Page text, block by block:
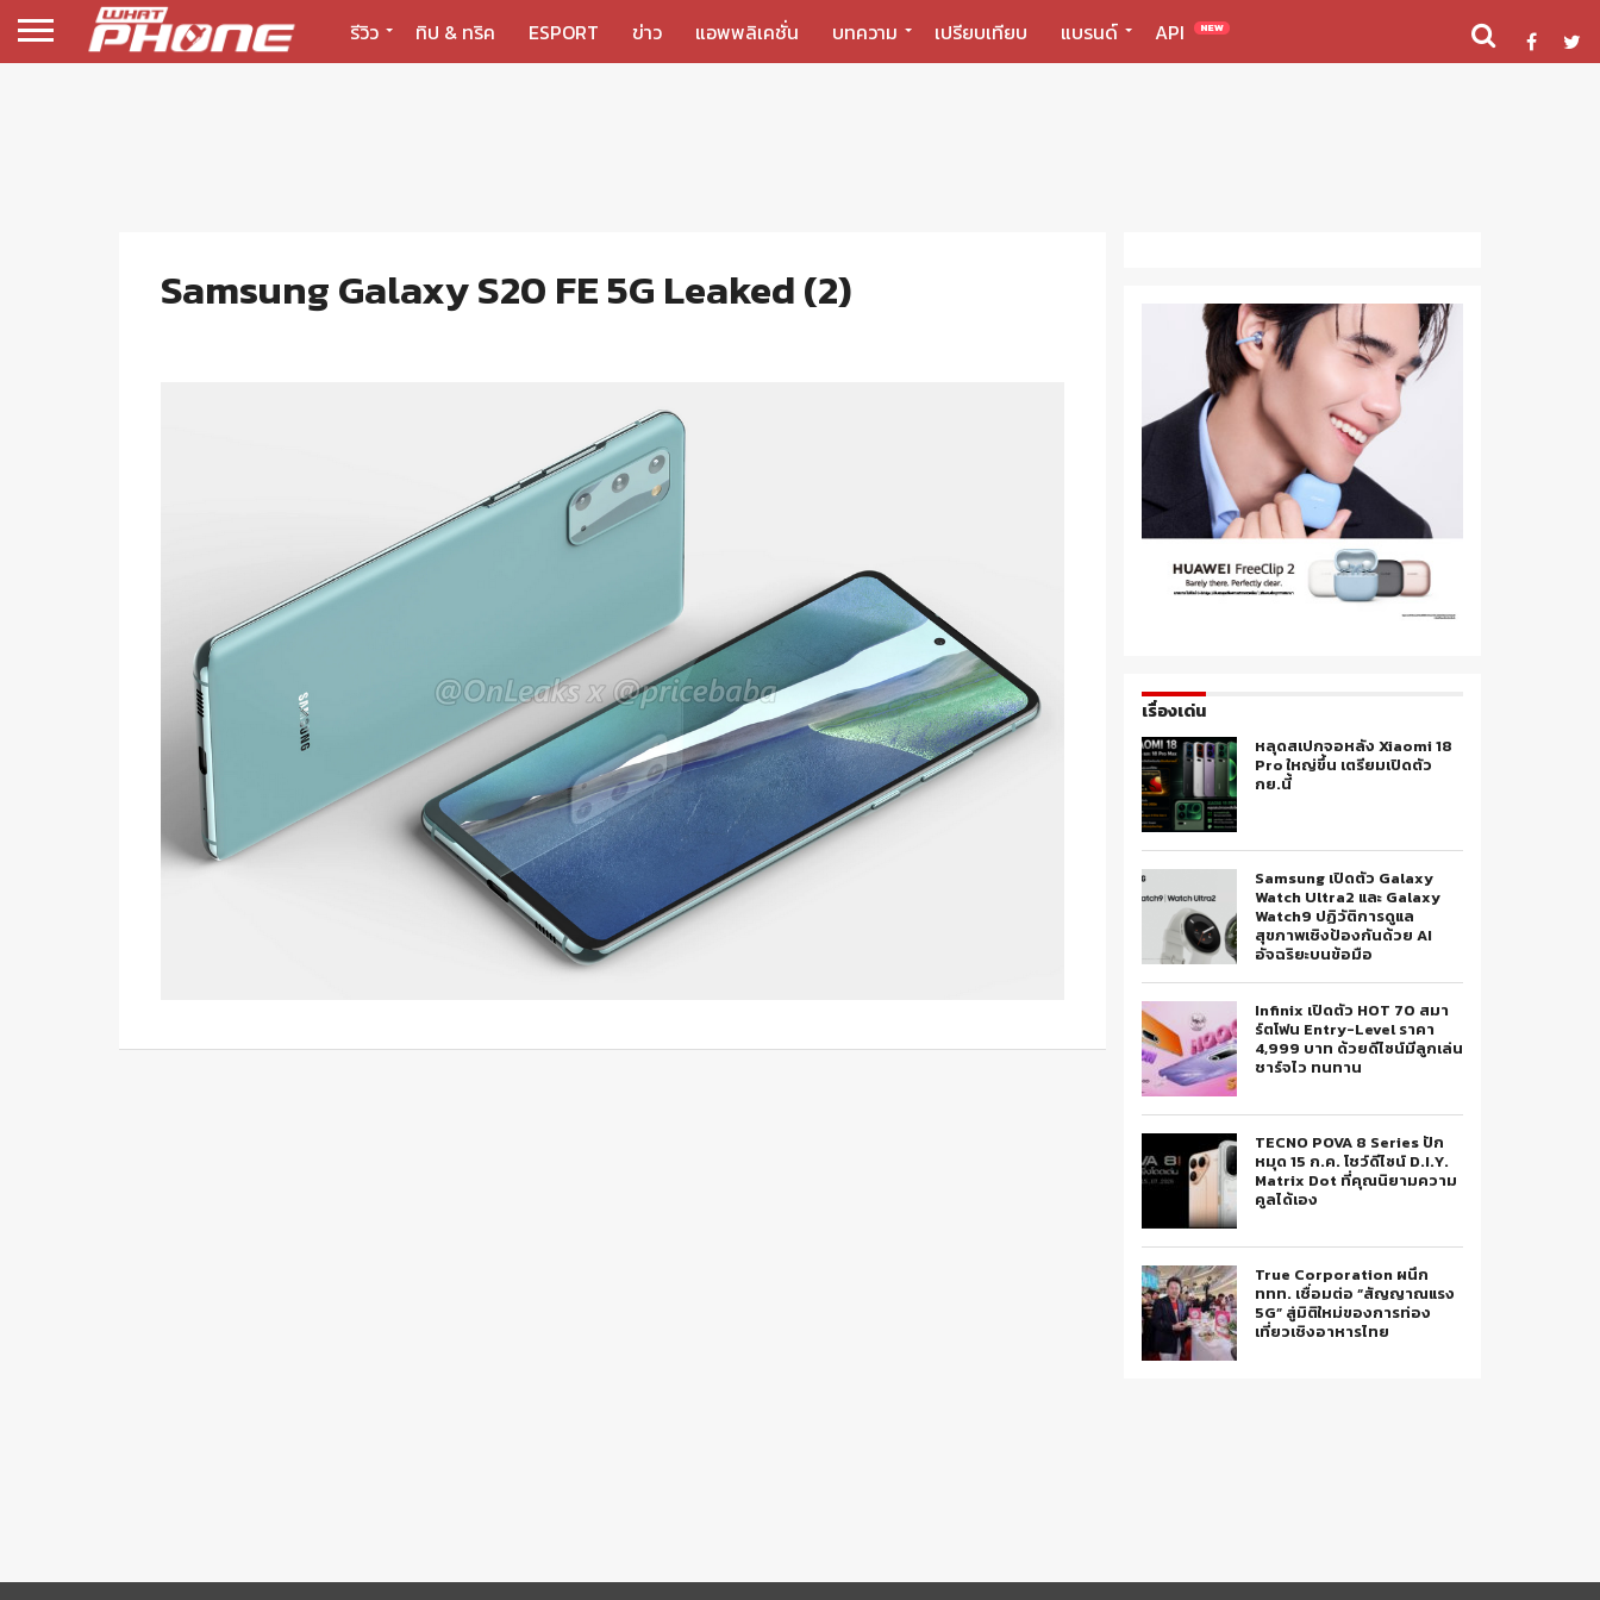
รีวิว ทิป & ทริค ESPORT ข่าว แอพพลิเคชั่น บทความ เปรียบเทียบ แบรนด์ API NEW
Samsung Galaxy S20 FE 5G Leaked (2)
เรื่องเด่น
หลุดสเปกจอหลัง Xiaomi 18
Pro ใหญ่ขึ้น เตรียมเปิดตัว
กย.นี้
Samsung เปิดตัว Galaxy
Watch Ultra2 และ Galaxy
Watch9 ปฏิวัติการดูแล
สุขภาพเชิงป้องกันด้วย AI
อัจฉริยะบนข้อมือ
Infinix เปิดตัว HOT 70 สมา
ร์ตโฟน Entry-Level ราคา
4,999 บาท ด้วยดีไซน์มีลูกเล่น
ชาร์จไว ทนทาน
TECNO POVA 8 Series ปัก
หมุด 15 ก.ค. โชว์ดีไซน์ D.I.Y.
Matrix Dot ที่คุณนิยามความ
คูลได้เอง
True Corporation ผนึก
ททท. เชื่อมต่อ “สัญญาณแรง
5G” สู่มิติใหม่ของการท่อง
เที่ยวเชิงอาหารไทย